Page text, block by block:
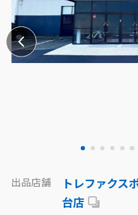
出品店舗
トレファクス
台店